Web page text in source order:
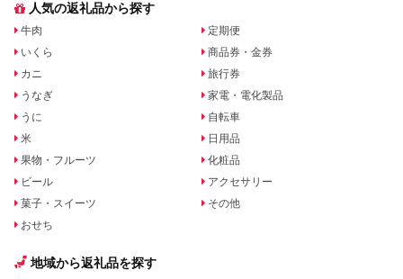
人気の返礼品から探す
牛肉
いくら
カニ
うなぎ
うに
米
果物・フルーツ
ビール
菓子・スイーツ
おせち
定期便
商品券・金券
旅行券
家電・電化製品
自転車
日用品
化粧品
アクセサリー
その他
地域から返礼品を探す